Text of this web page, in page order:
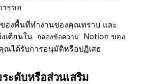
รขอ
ของพื้นที่ทำงานของคุณทราบ และ
เตือนใน
กล่องข้อความ
Notion ของ
ได้รับการอนุมัติหรือปฏิเสธ
ะดับหรือส่วนเสริม